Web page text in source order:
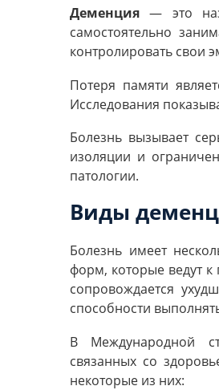
Деменция— это
самостоятельно
контролировать свои
Потеря памяти
Исследования
Болезнь вызывает
изоляции и
патологии.
Виды
Болезнь имеет
форм, которые ведут
сопровождается
способности
В Международной
связанных со
некоторые из них: